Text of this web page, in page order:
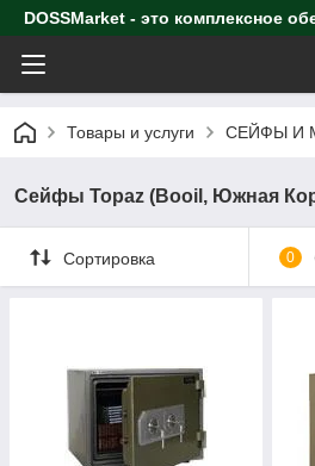
DOSSMarket - это комплексное
Товары и услуги СЕЙФЫ И
Сейфы Topaz (Booil, Южная
Сортировка 0